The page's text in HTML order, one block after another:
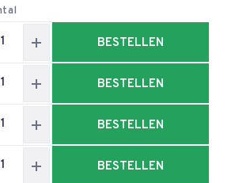
BESTELLEN
BESTELLEN
BESTELLEN
BESTELLEN